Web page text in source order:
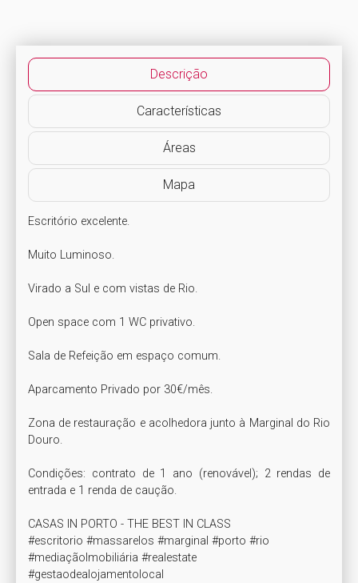
Descrição
Características
Áreas
Mapa
Escritório excelente.
Muito Luminoso.
Virado a Sul e com vistas de Rio.
Open space com 1 WC privativo.
Sala de Refeição em espaço comum.
Aparcamento Privado por 30€/mês.
Zona de restauração e acolhedora junto à Marginal do Rio
Douro.
Condições: contrato de 1 ano (renovável); 2 rendas de
entrada e 1 renda de caução.
CASAS IN PORTO - THE BEST IN CLASS
#escritorio #massarelos #marginal #porto #rio
#mediaçãoImobiliária #realestate
#gestaodealojamentolocal